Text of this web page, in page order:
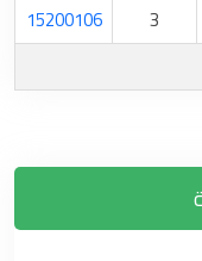
3
15200106